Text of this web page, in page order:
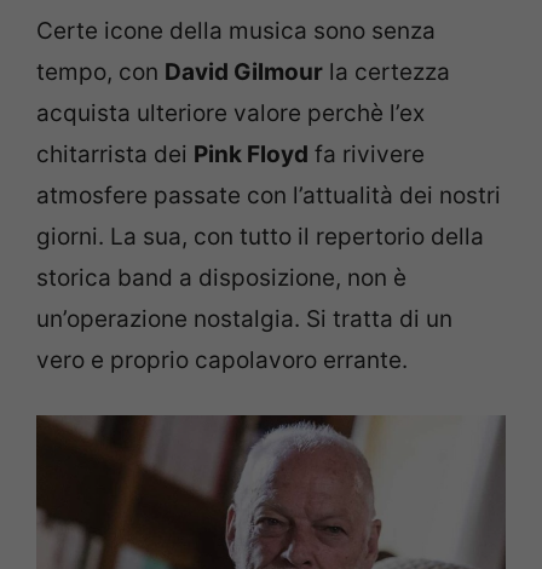
Certe icone della musica sono senza
tempo, con David Gilmour la certezza
acquista ulteriore valore perchè l’ex
chitarrista dei Pink Floyd fa rivivere
atmosfere passate con l’attualità dei nostri
giorni. La sua, con tutto il repertorio della
storica band a disposizione, non è
un’operazione nostalgia. Si tratta di un
vero e proprio capolavoro errante.